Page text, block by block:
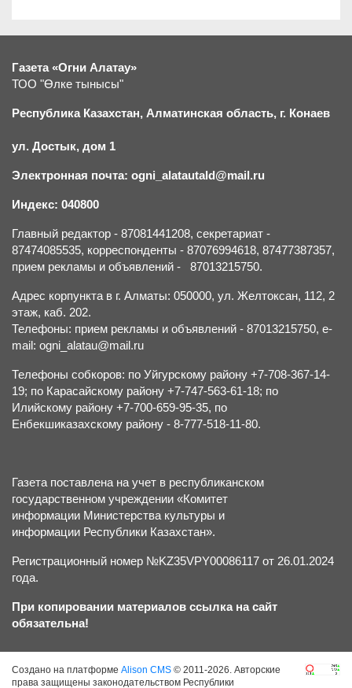
Газета «Огни Алатау»
ТОО "Өлке тынысы"
Республика Казахстан, Алматинская область, г. Конаев
ул. Достык, дом 1
Электронная почта: ogni_alatautald@mail.ru
Индекс: 040800
Главный редактор - 87081441208, секретариат -
87474085535, корреспонденты - 87076994618, 87477387357,
прием рекламы и объявлений - 87013215750.
Адрес корпункта в г. Алматы: 050000, ул. Желтоксан, 112, 2
этаж, каб. 202.
Телефоны: прием рекламы и объявлений - 87013215750, e-
mail: ogni_alatau@mail.ru
Телефоны собкоров: по Уйгурскому району +7-708-367-14-
19; по Карасайскому району +7-747-563-61-18; по
Илийскому району +7-700-659-95-35, по
Енбекшиказахскому району - 8-777-518-11-80.
Газета поставлена на учет в республиканском
государственном учреждении «Комитет
информации Министерства культуры и
информации Республики Казахстан».
Регистрационный номер №KZ35VPY00086117 от 26.01.2024
года.
При копировании материалов ссылка на сайт
обязательна!
Создано на платформе Alison CMS © 2011-2026. Авторские
права защищены законодательством Республики